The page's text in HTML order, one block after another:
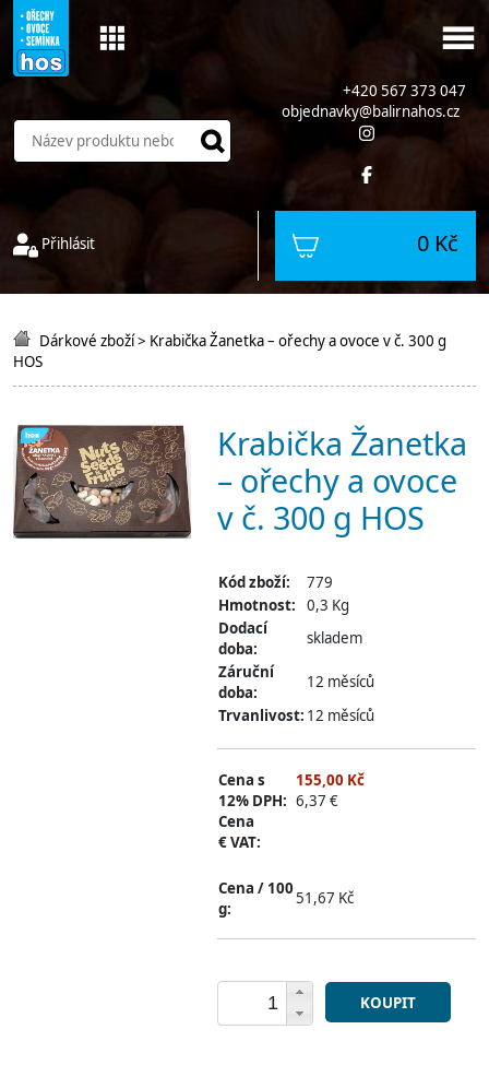
+420 567 373 047
objednavky@balirnahos.cz
Přihlásit 0 Kč
Dárkové zboží> Krabička Žanetka – ořechy a ovoce v č. 300 g
HOS
Krabička Žanetka
– ořechy a ovoce
v č. 300 g HOS
Kód zboží:
779
Hmotnost:
0,3 Kg
Dodací
doba:
skladem
Záruční
doba:
12 měsíců
Trvanlivost: 12 měsíců
Cena s
12% DPH:
Cena
€ VAT:
155,00 Kč
6,37 €
Cena / 100
g:
51,67 Kč
KOUPIT